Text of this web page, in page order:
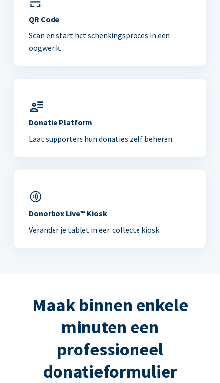
QR Code
Scan en start het schenkingsproces in een
oogwenk.
Donatie Platform
Laat supporters hun donaties zelf beheren.
Donorbox Live™ Kiosk
Verander je tablet in een collecte kiosk.
Maak binnen enkele
minuten een
professioneel
donatieformulier